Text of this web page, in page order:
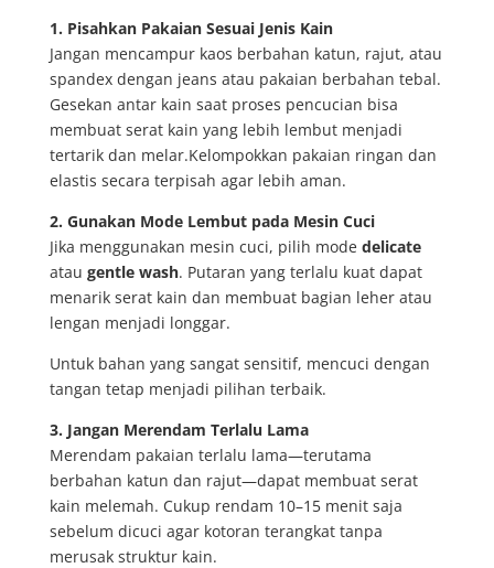
1. Pisahkan Pakaian Sesuai Jenis Kain
Jangan mencampur kaos berbahan katun, rajut, atau
spandex dengan jeans atau pakaian berbahan tebal.
Gesekan antar kain saat proses pencucian bisa
membuat serat kain yang lebih lembut menjadi
tertarik dan melar.Kelompokkan pakaian ringan dan
elastis secara terpisah agar lebih aman.
2. Gunakan Mode Lembut pada Mesin Cuci
Jika menggunakan mesin cuci, pilih mode delicate
atau gentle wash. Putaran yang terlalu kuat dapat
menarik serat kain dan membuat bagian leher atau
lengan menjadi longgar.
Untuk bahan yang sangat sensitif, mencuci dengan
tangan tetap menjadi pilihan terbaik.
3. Jangan Merendam Terlalu Lama
Merendam pakaian terlalu lama—terutama
berbahan katun dan rajut—dapat membuat serat
kain melemah. Cukup rendam 10–15 menit saja
sebelum dicuci agar kotoran terangkat tanpa
merusak struktur kain.